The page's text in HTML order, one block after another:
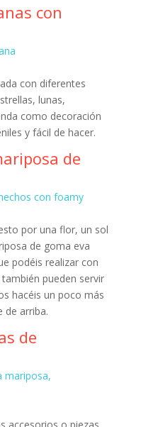
con
con diferentes
lunas,
como decoración
y fácil de hacer.
de
por una flor, un sol
de goma eva
podéis realizar con
pueden servir
hacéis un poco más
de arriba.
de